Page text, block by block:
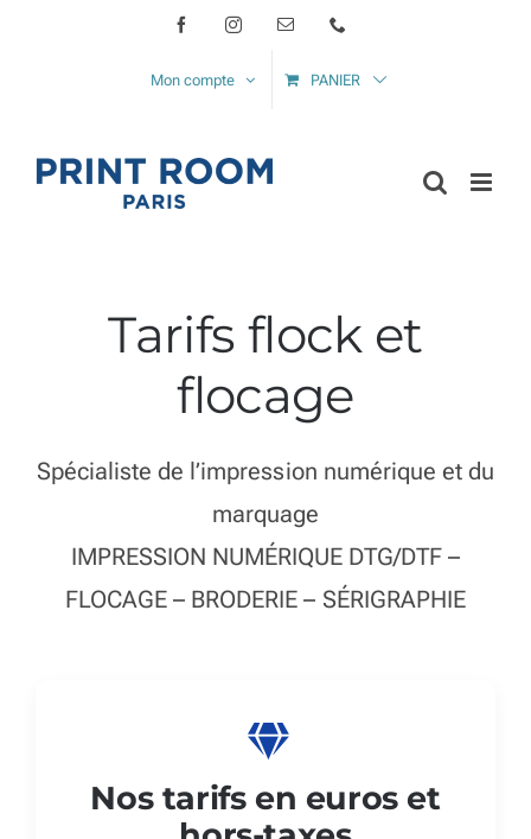
FacebookInstagramEmail
Mon compte PANIER
Tarifs flock et
flocage
Spécialiste de l’impression numérique et du
marquage
IMPRESSION NUMÉRIQUE DTG/DTF –
FLOCAGE – BRODERIE – SÉRIGRAPHIE
Nos tarifs en euros et